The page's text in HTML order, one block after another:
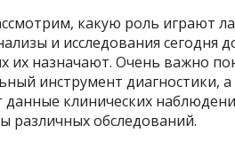
какую роль играют
и исследования сегодня
их назначают. Очень важно
инструмент диагностики, а
клинических
различных обследований.